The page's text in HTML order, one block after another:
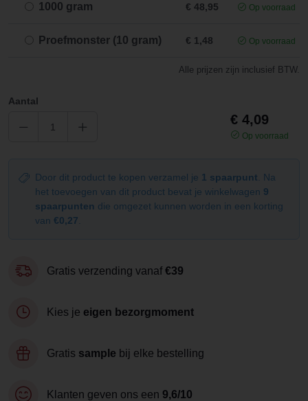
1000 gram € 48,95 Op voorraad
Proefmonster (10 gram) € 1,48 Op voorraad
Alle prijzen zijn inclusief BTW.
Aantal
€ 4,09
Op voorraad
Door dit product te kopen verzamel je 1 spaarpunt . Na
het toevoegen van dit product bevat je winkelwagen 9
spaarpunten die omgezet kunnen worden in een korting
van €0,27
Gratis verzending vanaf €39
Kies je eigen bezorgmoment
Gratis sample bij elke bestelling
Klanten geven ons een 9,6/10